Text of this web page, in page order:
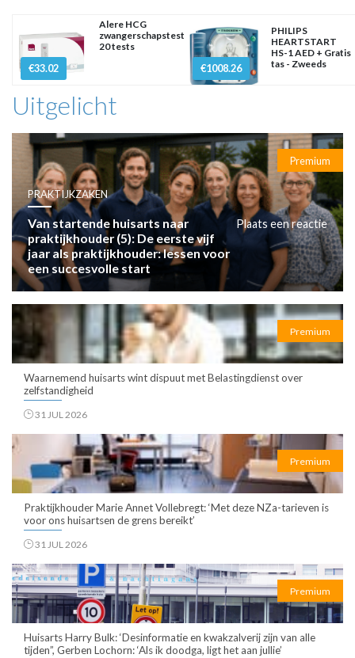
€33.02
Alere HCG
zwangerschapstest
20 tests
€1008.26
PHILIPS
HEARTSTART
HS-1 AED + Gratis
tas - Zweeds
Uitgelicht
Premium
PRAKTIJKZAKEN
Van startende huisarts naar
praktijkhouder (5): De eerste vijf
jaar als praktijkhouder: lessen voor
een succesvolle start
Plaats een reactie
Premium
Waarnemend huisarts wint dispuut met Belastingdienst over
zelfstandigheid
31 JUL 2026
Premium
Praktijkhouder Marie Annet Vollebregt: ‘Met deze NZa-tarieven is
voor ons huisartsen de grens bereikt’
31 JUL 2026
Premium
Huisarts Harry Bulk: ‘Desinformatie en kwakzalverij zijn van alle
tijden”, Gerben Lochorn: ‘Als ik doodga, ligt het aan jullie’